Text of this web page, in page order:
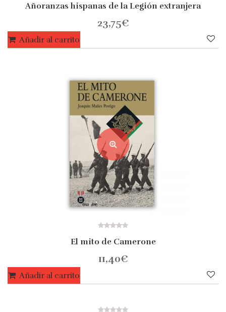
out
Añoranzas hispanas de la Legión extranjera
23,75€
Añadir al carrito
out
El mito de Camerone
11,40€
Añadir al carrito